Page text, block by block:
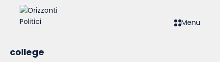
Menu
college